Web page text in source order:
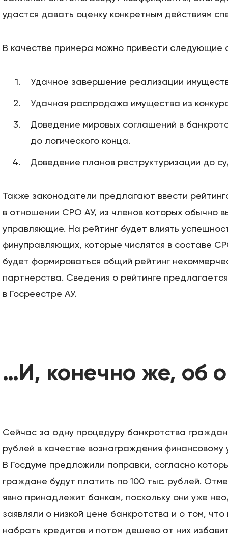
удастся давать оценку конкретным действиям
В качестве примера можно привести следующие
Удачное завершение реализации
Удачная распродажа имущества из
Доведение мировых соглашений в
до логического конца.
Доведение планов реструктуризации до
Также законодатели предлагают ввести
в отношении СРО АУ, из членов которых обычно
управляющие. На рейтинг будет влиять
финуправляющих, которые числятся в составе
будет формироваться общий рейтинг
партнерства. Сведения о рейтинге
в Госреестре АУ.
…И, конечно же, об
Сейчас за одну процедуру банкротства
рублей в качестве вознаграждения
В Госдуме предложили поправки, согласно
граждане будут платить по 100 тыс. рублей.
явно принадлежит банкам, поскольку они уже
заявляли о низкой цене банкротства и о том,
набрать кредитов и потом дешево от них